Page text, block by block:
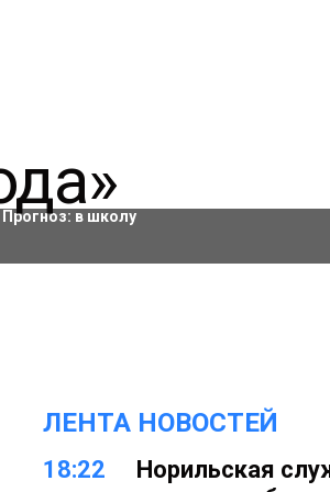
Актировки
Прогноз: в школу
ЛЕНТА НОВОСТЕЙ
18:22
Норильская